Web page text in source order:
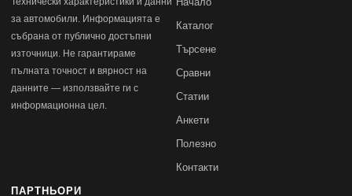
за автомобили. Информацията е
събрана от публично достъпни
източници. Не гарантираме
пълната точност и вярност на
данните — използвайте ги с
информационна цел.
Каталог
Търсене
Сравни
Статии
Анкети
Полезно
Контакти
ПАРТНЬОРИ